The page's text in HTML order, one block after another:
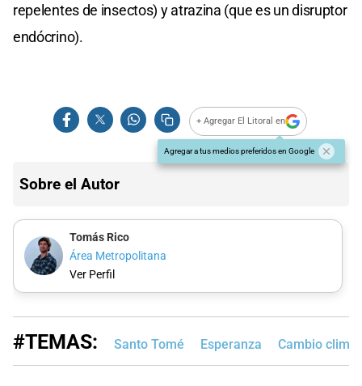
repelentes de insectos) y atrazina (que es un disruptor
endócrino).
+ Agregar El Litoral en
Agregar a tus medios preferidos en Google
Sobre el Autor
Tomás Rico
Área Metropolitana
Ver Perfil
#TEMAS: Santo Tomé Esperanza Cambio